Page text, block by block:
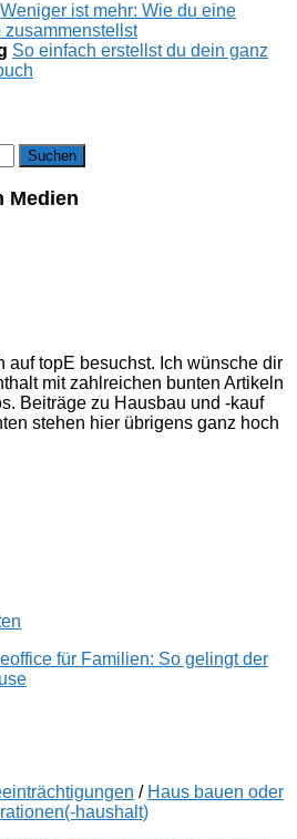
Weniger ist mehr: Wie du eine
So einfach erstellst du dein ganz
Medien
auf topE besuchst. Ich wünsche dir
mit zahlreichen bunten Artikeln
Beiträge zu Hausbau und -kauf
stehen hier übrigens ganz hoch
für Familien: So gelingt der
/ Haus bauen oder
haushalt)